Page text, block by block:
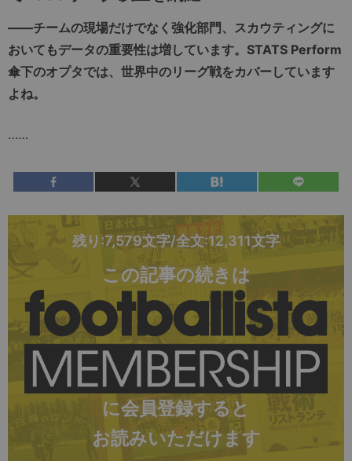
――チームの現場だけでなく強化部門、スカウティングに
おいてもデータの重要性は増しています。 STATS Perform
傘下のオプタでは、世界中のリーグ戦をカバーしています
よね。
……
残り:7,579文字/全文:12,311文字
この記事の続きは
に会員登録すると
お読みいただけます